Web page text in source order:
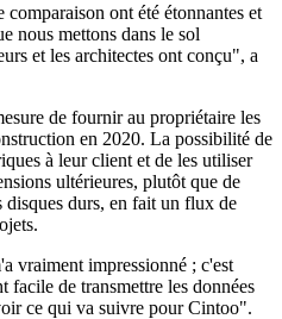
ont été étonnantes et
nous mettons dans le sol
et les architectes ont conçu", a
de fournir au propriétaire les
en 2020. La possibilité de
à leur client et de les utiliser
ultérieures, plutôt que de
disques durs, en fait un flux de
vraiment impressionné ; c'est
facile de transmettre les données
ce qui va suivre pour Cintoo".